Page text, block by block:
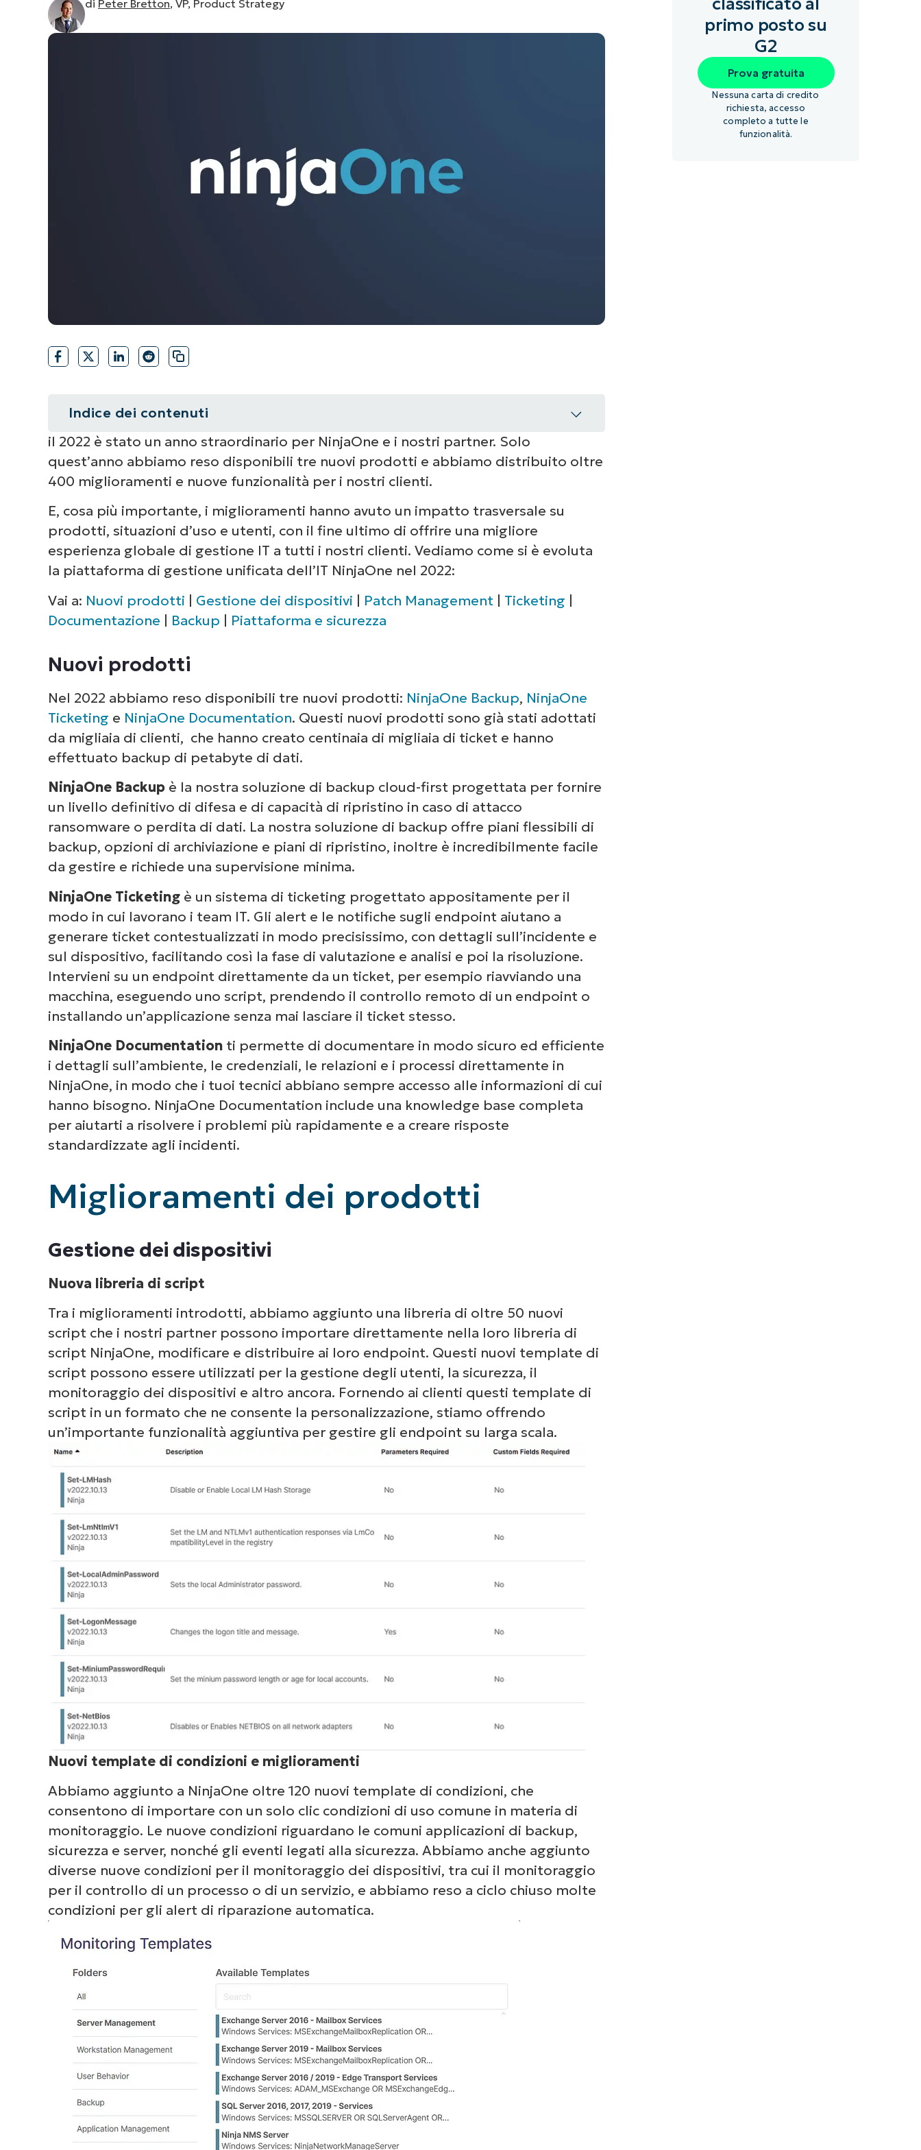
di Peter Bretton, VP, Product Strategy
Indice dei contenuti
Riepilogo
Nuovi prodotti
Miglioramenti dei prodotti
Gestione dei dispositivi
Patch Management
Documentazione
Backup
Piattaforma e sicurezza
il 2022 è stato un anno straordinario per NinjaOne e i nostri partner. Solo
quest’anno abbiamo reso disponibili tre nuovi prodotti e abbiamo distribuito oltre
400 miglioramenti e nuove funzionalità per i nostri clienti.
E, cosa più importante, i miglioramenti hanno avuto un impatto trasversale su
prodotti, situazioni d’uso e utenti, con il fine ultimo di offrire una migliore
esperienza globale di gestione IT a tutti i nostri clienti. Vediamo come si è evoluta
la piattaforma di gestione unificata dell’IT NinjaOne nel 2022:
Vai a: Nuovi prodotti Gestione dei dispositivi Patch Management Ticketing
Documentazione
Backup Piattaforma e sicurezza
Nuovi prodotti
Nel 2022 abbiamo reso disponibili tre nuovi prodotti: NinjaOne Backup, NinjaOne
Ticketing e NinjaOne Documentation. Questi nuovi prodotti sono già stati adottati
da migliaia di clienti, che hanno creato centinaia di migliaia di ticket e hanno
effettuato backup di petabyte di dati.
NinjaOne Backupè la nostra soluzione di backup cloud-first progettata per fornire
un livello definitivo di difesa e di capacità di ripristino in caso di attacco
ransomware o perdita di dati. La nostra soluzione di backup offre piani flessibili di
backup, opzioni di archiviazione e piani di ripristino, inoltre è incredibilmente facile
da gestire e richiede una supervisione minima.
NinjaOne Ticketing è un sistema di ticketing progettato appositamente per il
modo in cui lavorano i team IT. Gli alert e le notifiche sugli endpoint aiutano a
generare ticket contestualizzati in modo precisissimo, con dettagli sull’incidente e
sul dispositivo, facilitando così la fase di valutazione e analisi e poi la risoluzione.
Intervieni su un endpoint direttamente da un ticket, per esempio riavviando una
macchina, eseguendo uno script, prendendo il controllo remoto di un endpoint o
installando un’applicazione senza mai lasciare il ticket stesso.
NinjaOne Documentationti permette di documentare in modo sicuro ed efficiente
i dettagli sull’ambiente, le credenziali, le relazioni e i processi direttamente in
NinjaOne, in modo che i tuoi tecnici abbiano sempre accesso alle informazioni di cui
hanno bisogno. NinjaOne Documentation include una knowledge base completa
per aiutarti a risolvere i problemi più rapidamente e a creare risposte
standardizzate agli incidenti.
Miglioramenti dei prodotti
Gestione dei dispositivi
Nuova libreria di script
Tra i miglioramenti introdotti, abbiamo aggiunto una libreria di oltre 50 nuovi
script che i nostri partner possono importare direttamente nella loro libreria di
script NinjaOne, modificare e distribuire ai loro endpoint. Questi nuovi template di
script possono essere utilizzati per la gestione degli utenti, la sicurezza, il
monitoraggio dei dispositivi e altro ancora. Fornendo ai clienti questi template di
script in un formato che ne consente la personalizzazione, stiamo offrendo
un’importante funzionalità aggiuntiva per gestire gli endpoint su larga scala.
Nuovi template di condizioni e miglioramenti
Abbiamo aggiunto a NinjaOne oltre 120 nuovi template di condizioni, che
consentono di importare con un solo clic condizioni di uso comune in materia di
monitoraggio. Le nuove condizioni riguardano le comuni applicazioni di backup,
sicurezza e server, nonché gli eventi legati alla sicurezza. Abbiamo anche aggiunto
diverse nuove condizioni per il monitoraggio dei dispositivi, tra cui il monitoraggio
per il controllo di un processo o di un servizio, e abbiamo reso a ciclo chiuso molte
condizioni per gli alert di riparazione automatica.
primo posto su
G2
Prova gratuita
Nessuna carta di credito
richiesta, accesso
completo a tutte le
funzionalità.
Dai un’occhiata alle nostre demo on-demand per vedere
come NinjaOne semplifica attività IT come la gestione
degli endpoint, il patching, l’MDM, il ticketing e altro
ancora.
Scopri le demo